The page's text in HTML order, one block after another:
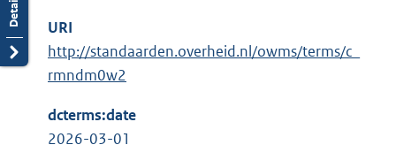
URI
http://standaarden.overheid.nl/owms/terms/c_
rmndm0w2
dcterms:date
2026-03-01